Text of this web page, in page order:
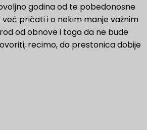
godina od te pobedonosne
već pričati i o nekim manje važnim
od obnove i toga da ne bude
recimo, da prestonica dobije